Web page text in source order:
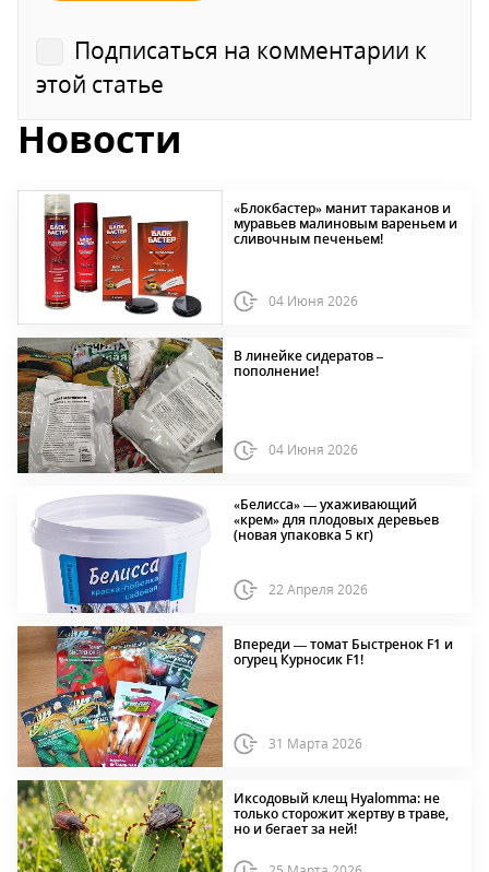
Подписаться на комментарии к
этой статье
Новости
«Блокбастер» манит тараканов и
муравьев малиновым вареньем и
сливочным печеньем!
04 Июня 2026
В линейке сидератов –
пополнение!
04 Июня 2026
«Белисса» — ухаживающий
«крем» для плодовых деревьев
(новая упаковка 5 кг)
22 Апреля 2026
Впереди — томат Быстренок F1 и
огурец Курносик F1!
31 Марта 2026
Иксодовый клещ Hyalomma: не
только сторожит жертву в траве,
но и бегает за ней!